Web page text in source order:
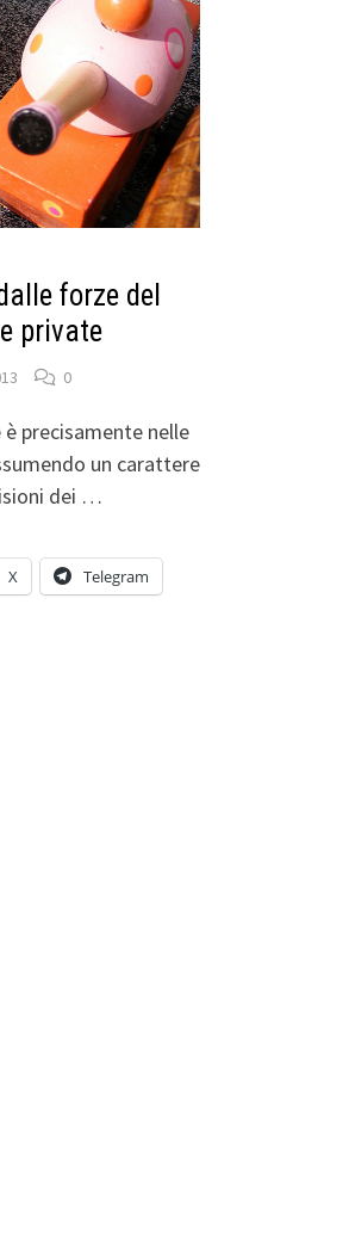
forze del
private
0
precisamente nelle
un carattere
dei …
X Telegram